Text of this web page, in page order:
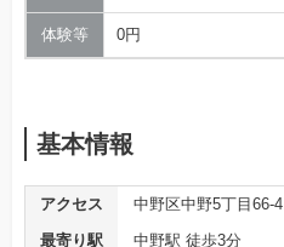
体験等 0円
基本情報
アクセス
中野区中野5丁目66-4
最寄り駅
中野駅 徒歩3分